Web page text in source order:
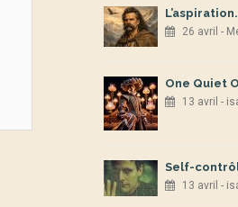
26 avril -
One Quiet
13 avril -
Self-
13 avril -